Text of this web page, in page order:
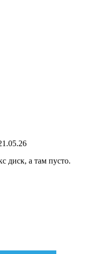
диск, а там пусто.